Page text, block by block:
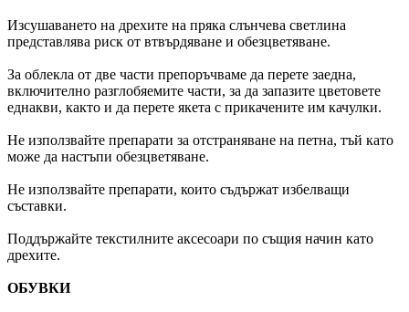
Изсушаването на дрехите на пряка слънчева светлина
представлява риск от втвърдяване и обезцветяване.
За облекла от две части препоръчваме да перете заедна,
включително разглобяемите части, за да запазите цветовете
еднакви, както и да перете якета с прикачените им качулки.
Не използвайте препарати за отстраняване на петна, тъй като
може да настъпи обезцветяване.
Не използвайте препарати, които съдържат избелващи
съставки.
Поддържайте текстилните аксесоари по същия начин като
дрехите.
ОБУВКИ